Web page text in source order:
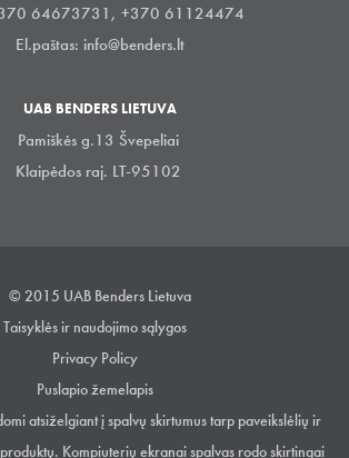
64673731, +370 61124474
El.paštas: info@benders.lt
UAB BENDERS LIETUVA
Pamiškės g.13 Švepeliai
Klaipėdos raj. LT-95102
© 2015 UAB Benders Lietuva
Taisyklės ir naudojimo sąlygos
Privacy Policy
Puslapio žemelapis
atsiželgiant į spalvų skirtumus tarp paveikslėlių ir
Kompiuterių ekranai spalvas rodo skirtingai